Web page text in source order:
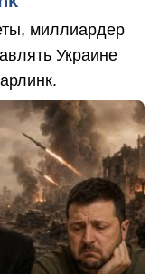
миллиардер
Украине